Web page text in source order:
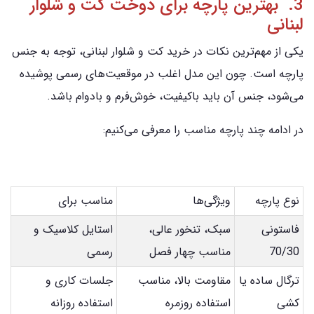
3. بهترین پارچه برای دوخت کت و شلوار
لبنانی
یکی از مهم‌ترین نکات در خرید کت و شلوار لبنانی، توجه به جنس
پارچه است. چون این مدل اغلب در موقعیت‌های رسمی پوشیده
می‌شود، جنس آن باید باکیفیت، خوش‌فرم و بادوام باشد.
در ادامه چند پارچه مناسب را معرفی می‌کنیم:
نوع پارچه ویژگی‌ها
مناسب برای
فاستونی
70/30
سبک، تنخور عالی،
مناسب چهار فصل
استایل کلاسیک و
رسمی
ترگال ساده یا
کشی
مقاومت بالا، مناسب
استفاده روزمره
جلسات کاری و
استفاده روزانه